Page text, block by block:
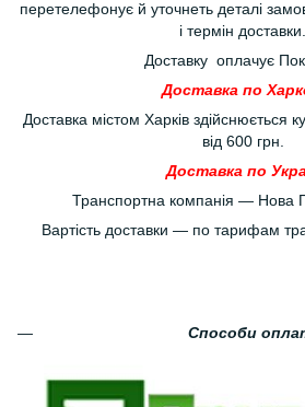
перетелефонує й уточнеть деталі
і термін доставки.
Доставку оплачує
Доставка по
Доставка містом Харків здійснюється
від 600 грн.
Доставка по
Транспортна компанія — Нова
Вартість доставки — по тарифам
Способи